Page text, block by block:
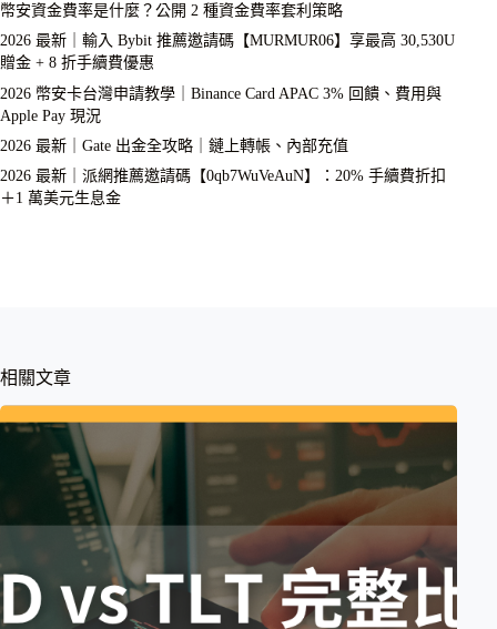
幣安資金費率是什麼？公開 2 種資金費率套利策略
2026 最新｜輸入 Bybit 推薦邀請碼【MURMUR06】享最高 30,530U
贈金 + 8 折手續費優惠
2026 幣安卡台灣申請教學｜Binance Card APAC 3% 回饋、費用與
Apple Pay 現況
2026 最新｜Gate 出金全攻略｜鏈上轉帳、內部充值
2026 最新｜派網推薦邀請碼【0qb7WuVeAuN】：20% 手續費折扣
＋1 萬美元生息金
相關文章